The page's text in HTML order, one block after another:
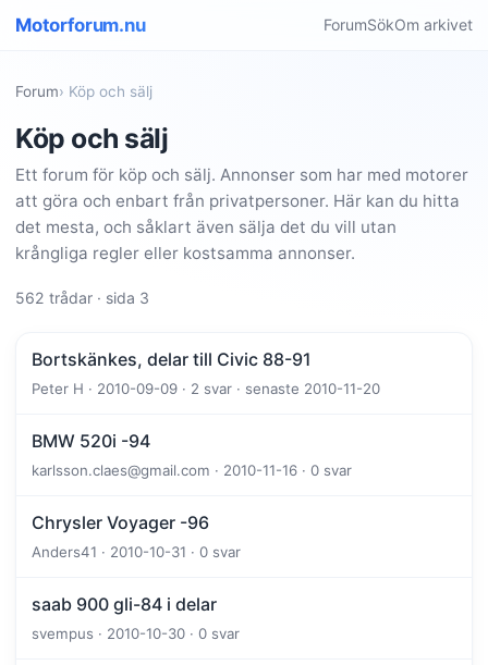
Motorforum.nu ForumSökOm arkivet
Forum› Köp och sälj
Köp och sälj
Ett forum för köp och sälj. Annonser som har med motorer
att göra och enbart från privatpersoner. Här kan du hitta
det mesta, och såklart även sälja det du vill utan
krångliga regler eller kostsamma annonser.
562 trådar · sida 3
Bortskänkes, delar till Civic 88-91
Peter H · 2010-09-09 · 2 svar · senaste 2010-11-20
BMW 520i -94
karlsson.claes@gmail.com · 2010-11-16 · 0 svar
Chrysler Voyager -96
Anders41 · 2010-10-31 · 0 svar
saab 900 gli-84 i delar
svempus · 2010-10-30 · 0 svar